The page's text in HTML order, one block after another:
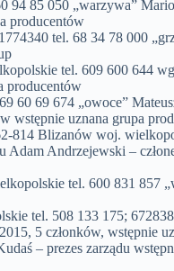
85 050 „warzywa”
producentów
tel. 68 34 78 000
tel. 609 600 644
producentów
69 674 „owoce”
wstępnie uznana grupa
Blizanów woj.
Andrzejewski –
tel. 600 831 857
tel. 508 133 175;
5 członków, wstępnie
– prezes zarządu